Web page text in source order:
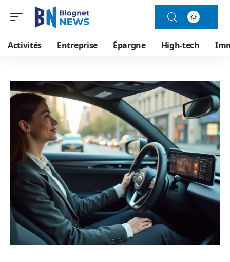
Activités Entreprise Épargne High-tech